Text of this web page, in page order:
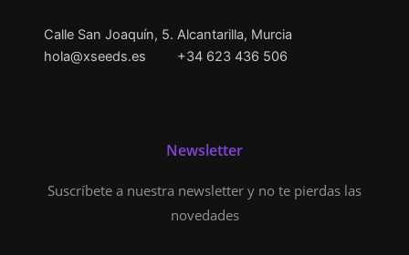
Calle San Joaquín, 5. Alcantarilla, Murcia
hola@xseeds.es
+34 623 436 506
Newsletter
Suscríbete a nuestra newsletter y no te pierdas las
novedades